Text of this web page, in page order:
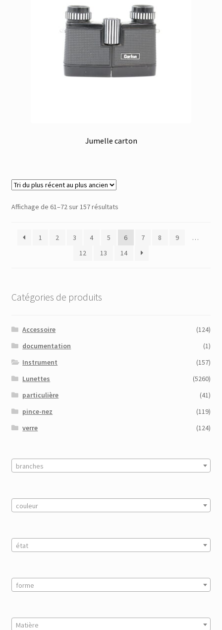
Jumelle carton
Affichage de 61–72 sur 157 résultatsTrié
plus
récent
au
1 2 3 4 5 6 7 8 9
…
12
13 14
Catégories de produits
Accessoire
(124)
documentation
(1)
Instrument
(157)
Lunettes
(5260)
particulière
(41)
pince-nez
(119)
verre
(124)
branches
couleur
état
forme
Matière